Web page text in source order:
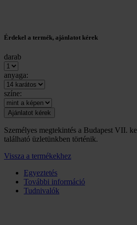
Érdekel a termék, ajánlatot kérek
darab
anyaga:
színe:
Személyes megtekintés a Budapest VII.
található üzletünkben történik.
Vissza a termékekhez
Egyeztetés
További információ
Tudnivalók